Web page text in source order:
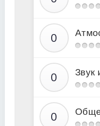
Глава 14
Глава 2
Глава 3
Глава 4
Глава 5
Глава 7
Звук